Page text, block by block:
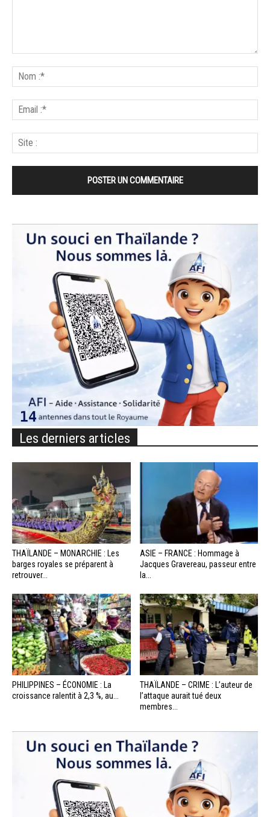
Les derniers articles
THAÏLANDE – MONARCHIE : Les
barges royales se préparent à
retrouver...
ASIE – FRANCE : Hommage à
Jacques Gravereau, passeur entre
la...
PHILIPPINES – ÉCONOMIE : La
croissance ralentit à 2,3 %, au...
THAÏLANDE – CRIME : L’auteur de
l’attaque aurait tué deux
membres...